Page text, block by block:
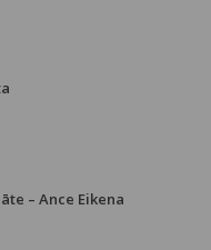
– Ance Eikena